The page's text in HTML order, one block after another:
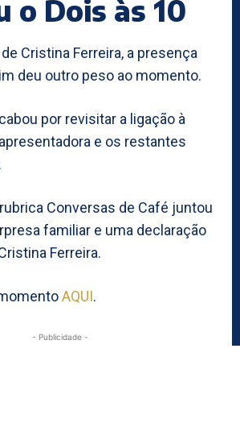
o Dois às 10
Cristina Ferreira, a presença
deu outro peso ao momento.
por revisitar a ligação à
e os restantes
Conversas de Café juntou
familiar e uma declaração
Ferreira.
AQUI.
- Publicidade -